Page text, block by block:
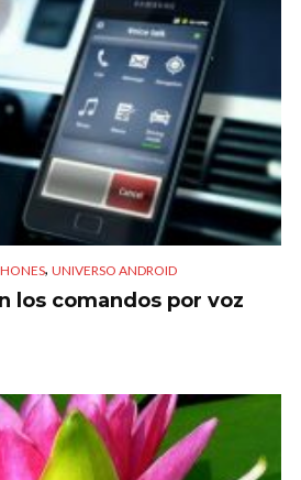
, UNIVERSO ANDROID
los comandos por voz